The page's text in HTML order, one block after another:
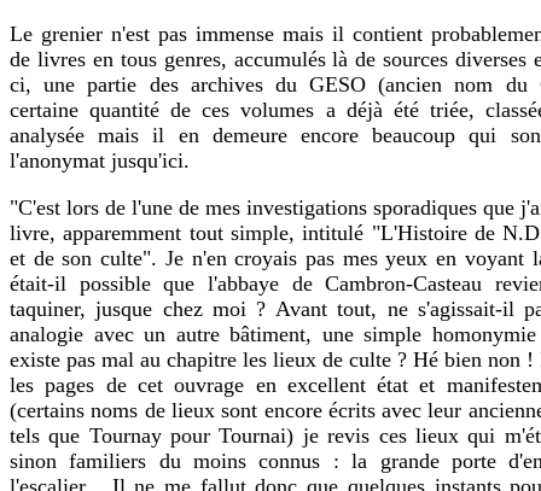
Le grenier n'est pas immense mais il contient
de livres en tous genres, accumulés là de sources diverses
ci, une partie des archives du GESO (ancien nom du
certaine quantité de ces volumes a déjà été triée,
analysée mais il en demeure encore beaucoup qui
l'anonymat jusqu'ici.
"C'est lors de l'une de mes investigations sporadiques que
livre, apparemment tout simple, intitulé "L'Histoire de
et de son culte". Je n'en croyais pas mes yeux en voyant
était-il possible que l'abbaye de Cambron-Casteau
taquiner, jusque chez moi ? Avant tout, ne s'agissait-il
analogie avec un autre bâtiment, une simple
existe pas mal au chapitre les lieux de culte ? Hé bien non !
les pages de cet ouvrage en excellent état et
(certains noms de lieux sont encore écrits avec leur
tels que Tournay pour Tournai) je revis ces lieux qui
sinon familiers du moins connus : la grande porte
l'escalier... Il ne me fallut donc que quelques instants